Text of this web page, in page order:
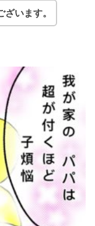
います。